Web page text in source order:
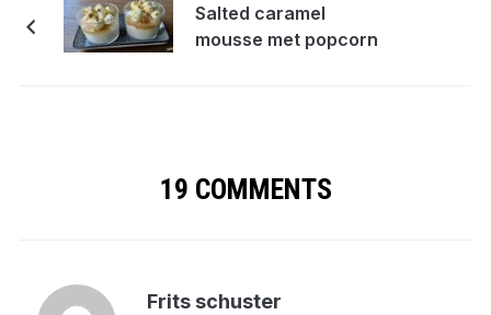
Salted caramel
mousse met popcorn
19 COMMENTS
Frits schuster